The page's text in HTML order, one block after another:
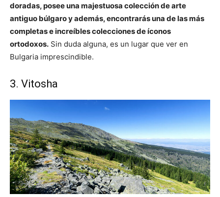
doradas, posee una majestuosa colección de arte
antiguo búlgaro y además, encontrarás una de las más
completas e increíbles colecciones de íconos
ortodoxos. Sin duda alguna, es un lugar que ver en
Bulgaria imprescindible.
3. Vitosha